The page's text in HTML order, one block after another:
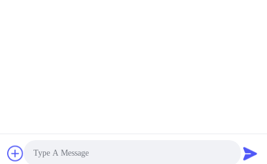
গোপনীয়তা নীতি |চীন ভালো মানের ইন্টিগ্রেটেড সার্কিট ICS সরবরাহকারী.কপিরাইট © 2023-2026